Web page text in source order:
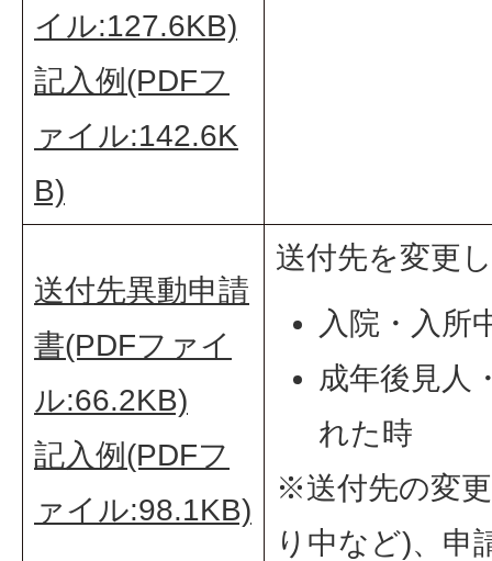
イル:127.6KB)
記入例(PDFフ
ァイル:142.6K
B)
送付先異動申請
書(PDFファイ
ル:66.2KB)
記入例(PDFフ
ァイル:98.1KB)
送付先を変更
入院・入所
成年後見人
れた時
※送付先の変
り中など)、申